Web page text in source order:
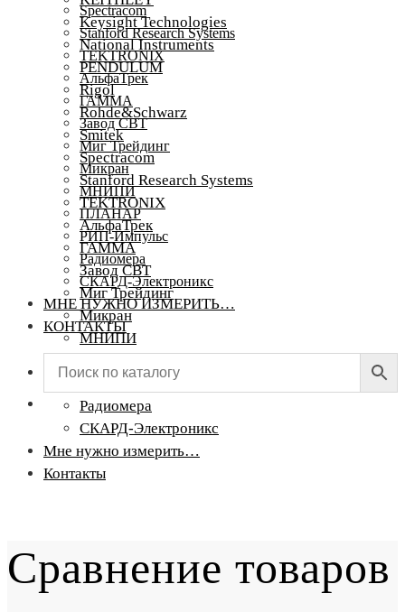
Spectracom
Stanford Research Systems
TEKTRONIX
АльфаТрек
ГАММА
Завод СВТ
Миг Трейдинг
Микран
МНИПИ
ПЛАНАР
РИП-Импульс
Радиомера
СКАРД-Электроникс
МНЕ НУЖНО ИЗМЕРИТЬ…
КОНТАКТЫ
Keysight Technologies
National Instruments
PENDULUM
Rigol
Rohde&Schwarz
Smitek
Spectracom
Stanford Research Systems
TEKTRONIX
АльфаТрек
ГАММА
Завод СВТ
Миг Трейдинг
Микран
МНИПИ
РИП-Импульс
Радиомера
СКАРД-Электроникс
Мне нужно измерить…
Контакты
Сравнение товаров